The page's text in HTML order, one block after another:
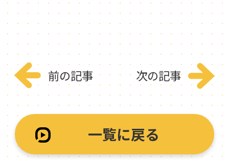
前の記事
一覧に戻る
次の記事